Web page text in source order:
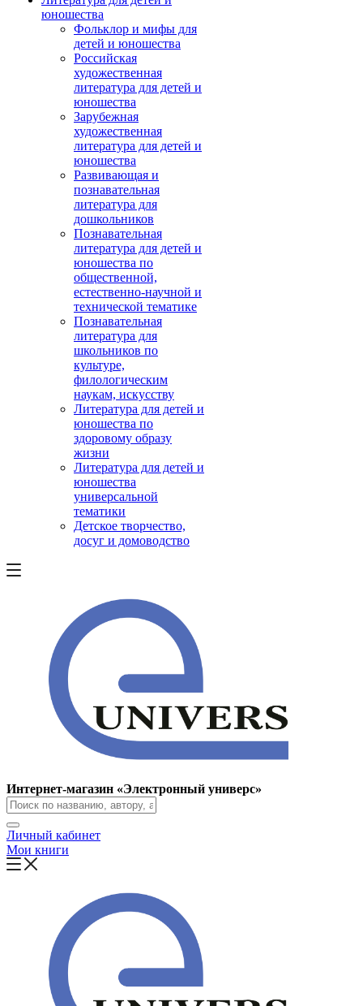
юношества
Фольклор и мифы для
детей и юношества
Российская
художественная
литература для детей и
юношества
Зарубежная
художественная
литература для детей и
юношества
Развивающая и
познавательная
литература для
дошкольников
Познавательная
литература для детей и
юношества по
общественной,
естественно-научной и
технической тематике
Познавательная
литература для
школьников по
культуре,
филологическим
наукам, искусству
Литература для детей и
юношества по
здоровому образу
жизни
Литература для детей и
юношества
универсальной
тематики
Детское творчество,
досуг и домоводство
Интернет-магазин «Электронный универс»
Личный кабинет
Мои книги